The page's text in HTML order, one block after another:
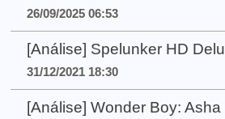
26/09/2025 06:53
[Análise] Spelunker HD
31/12/2021 18:30
[Análise] Wonder Boy: